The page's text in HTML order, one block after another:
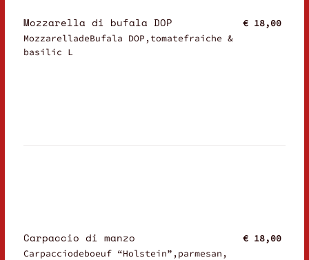
Mozzarella di bufala DOP
MozzarelladeBufala DOP,tomatefraiche &
basilic L
€ 18,00
Carpaccio di manzo
Carpacciodeboeuf “Holstein”,parmesan,
€ 18,00